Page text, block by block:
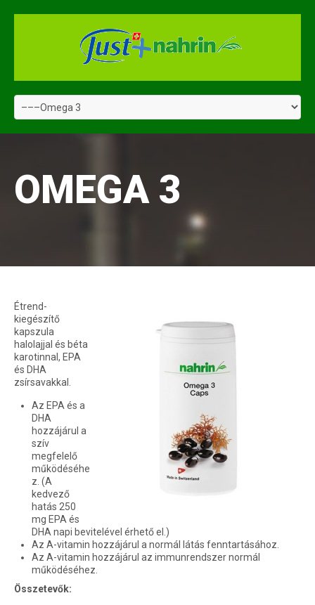
OMEGA 3
Étrend-
kiegészítő
kapszula
halolajjal és béta
karotinnal, EPA
és DHA
zsírsavakkal.
Az EPA és a
DHA
hozzájárul a
szív
megfelelő
működéséhe
z. (A
kedvező
hatás 250
mg EPA és
DHA napi bevitelével érhető el.)
Az A-vitamin hozzájárul a normál látás fenntartásához.
Az A-vitamin hozzájárul az immunrendszer normál
működéséhez.
Összetevők: